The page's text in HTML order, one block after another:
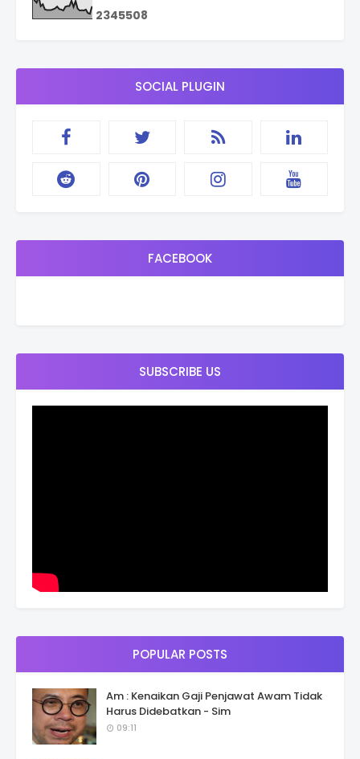
2345508
SOCIAL PLUGIN
FACEBOOK
SUBSCRIBE US
POPULAR POSTS
Am : Kenaikan Gaji Penjawat Awam Tidak
Harus Didebatkan - Sim
09:11